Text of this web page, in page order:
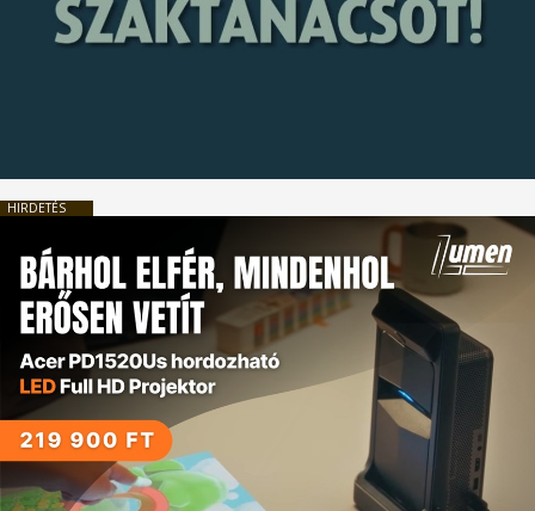
HIRDETÉS